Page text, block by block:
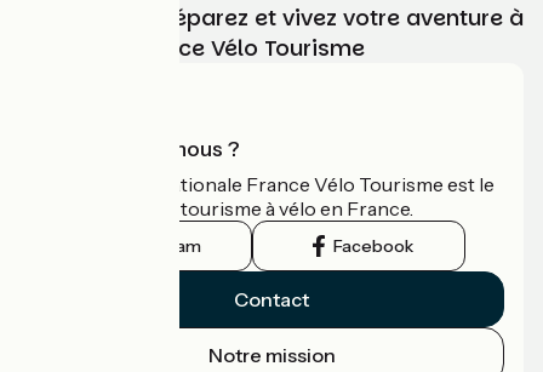
Choisissez, préparez et vivez votre aventure à
vélo avec France Vélo Tourisme
Qui sommes-nous ?
L'association nationale France Vélo Tourisme est le
guide officiel du tourisme à vélo en France.
Instagram Facebook
Contact
Notre mission